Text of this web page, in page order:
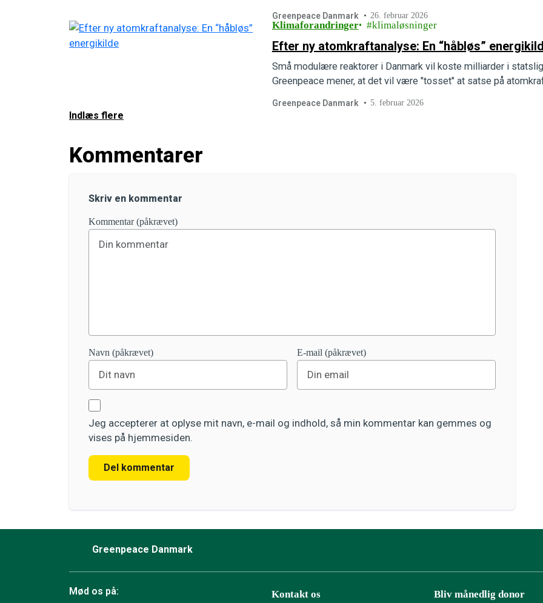
Greenpeace Danmark 26. februar 2026
Klimaforandringer klimaløsninger
Efter ny atomkraftanalyse: En “håbløs”
Små modulære reaktorer i Danmark vil koste milliarder i
Greenpeace mener, at det vil være "tosset" at satse på
Greenpeace Danmark 5. februar 2026
Indlæs flere
Kommentarer
Skriv en kommentar
Kommentar (påkrævet)
Navn (påkrævet) E-mail (påkrævet)
Jeg accepterer at oplyse mit navn, e-mail og indhold, så min kommentar kan gemmes og
vises på hjemmesiden.
Del kommentar
Greenpeace Danmark
Mød os på: Kontakt os Bliv månedlig donor